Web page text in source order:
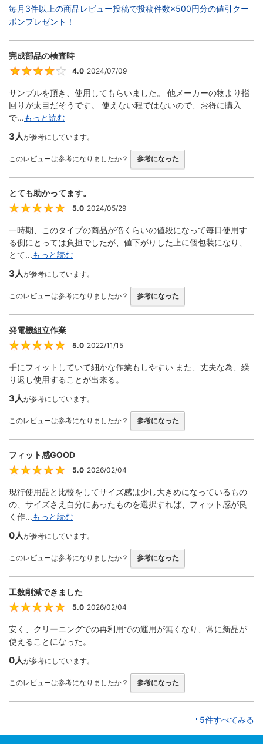
毎月3件以上の商品レビュー投稿で投稿件数×500円分の値引クー
ポンプレゼント！
完成部品の検査時
4
4.0 2024/07/09
サンプルを頂き、使用してもらいました。 他メーカーの物より指
回りが太目だそうです。 使えない程ではないので、お得に購入
で...もっと読む
3人が参考にしています。
このレビューは参考になりましたか？ 参考になった
とても助かってます。
5
5.0 2024/05/29
一時期、このタイプの商品が倍くらいの値段になって毎日使用す
る側にとっては負担でしたが、値下がりした上に個包装になり、
とて...もっと読む
3人が参考にしています。
このレビューは参考になりましたか？ 参考になった
発電機組立作業
5.0 2022/11/15
手にフィットしていて細かな作業もしやすい また、丈夫な為、繰
り返し使用することが出来る。
3人が参考にしています。
このレビューは参考になりましたか？ 参考になった
フィット感GOOD
5
5.0 2026/02/04
現行使用品と比較をしてサイズ感は少し大きめになっているもの
の、サイズさえ自分にあったものを選択すれば、フィット感が良
く作...もっと読む
0人が参考にしています。
このレビューは参考になりましたか？ 参考になった
工数削減できました
5
5.0 2026/02/04
安く、クリーニングでの再利用での運用が無くなり、常に新品が
使えることになった。
0人が参考にしています。
このレビューは参考になりましたか？ 参考になった
5件すべてみる